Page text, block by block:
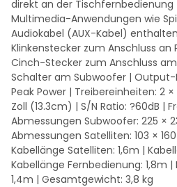
direkt an der
Multimedia-Anwendungen wie
Audiokabel (AUX-Kabel)
Klinkenstecker zum Anschluss
Cinch-Stecker zum Anschluss
Schalter am Subwoofer | Output-
Peak Power | Treibereinheiten: 2
Zoll (13.3cm) | S/N Ratio: ?60dB |
Abmessungen Subwoofer: 225 ×
Abmessungen Satelliten: 103 ×
Kabellänge Satelliten: 1,6m |
Kabellänge Fernbedienung: 1,8m
1,4m | Gesamtgewicht: 3,8 kg